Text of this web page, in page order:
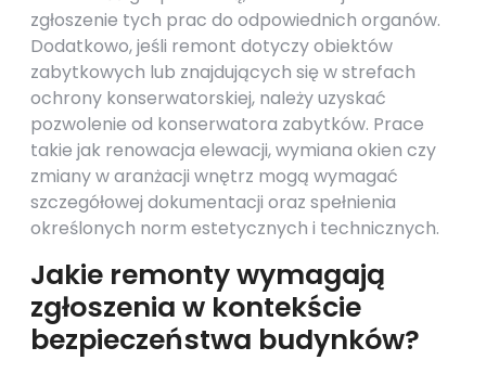
zgłoszenie tych prac do odpowiednich organów.
Dodatkowo, jeśli remont dotyczy obiektów
zabytkowych lub znajdujących się w strefach
ochrony konserwatorskiej, należy uzyskać
pozwolenie od konserwatora zabytków. Prace
takie jak renowacja elewacji, wymiana okien czy
zmiany w aranżacji wnętrz mogą wymagać
szczegółowej dokumentacji oraz spełnienia
określonych norm estetycznych i technicznych.
Jakie remonty wymagają
zgłoszenia w kontekście
bezpieczeństwa budynków?